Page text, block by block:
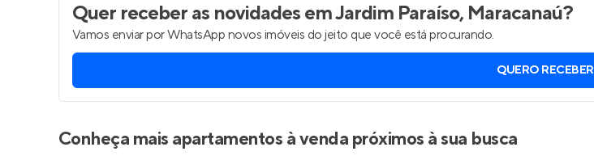
Quer receber as novidadesem Jardim Paraíso, Maracanaú?
Vamos enviar por WhatsApp novos imóveis do jeito que você está procurando.
QUERO RECEBER
Conheça mais apartamentos à venda próximos à sua busca